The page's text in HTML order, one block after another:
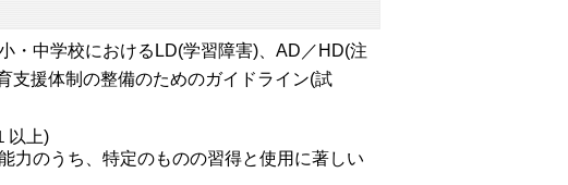
・中学校におけるLD(学習障害)、AD／HD(注
支援体制の整備のためのガイドライン(試
以上)
力のうち、特定のものの習得と使用に著しい